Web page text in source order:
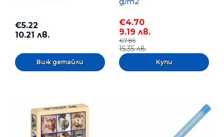
€5.22
10.21 лв.
Виж детайли
€4.70
9.19 лв.
€7.85
15.35 лв.